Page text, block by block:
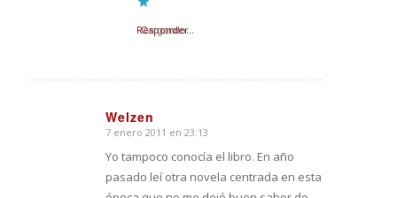
Cargando...
Responder
Welzen
Dice:
7 enero 2011 en 23:13
Yo tampoco conocía el libro. En año
pasado leí otra novela centrada en esta